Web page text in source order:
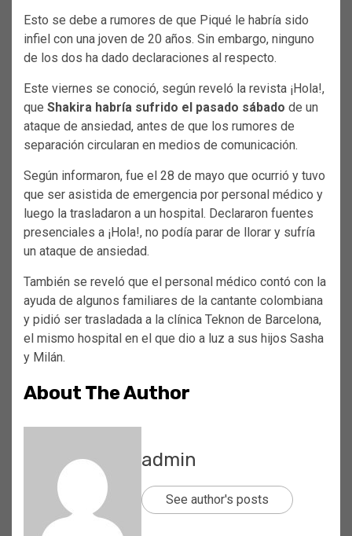
Esto se debe a rumores de que Piqué le habría sido
infiel con una joven de 20 años. Sin embargo, ninguno
de los dos ha dado declaraciones al respecto.
Este viernes se conoció, según reveló la revista ¡Hola!,
que Shakira habría sufrido el pasado sábado de un
ataque de ansiedad, antes de que los rumores de
separación circularan en medios de comunicación.
Según informaron, fue el 28 de mayo que ocurrió y tuvo
que ser asistida de emergencia por personal médico y
luego la trasladaron a un hospital. Declararon fuentes
presenciales a ¡Hola!, no podía parar de llorar y sufría
un ataque de ansiedad.
También se reveló que el personal médico contó con la
ayuda de algunos familiares de la cantante colombiana
y pidió ser trasladada a la clínica Teknon de Barcelona,
el mismo hospital en el que dio a luz a sus hijos Sasha
y Milán.
About The Author
admin
See author's posts